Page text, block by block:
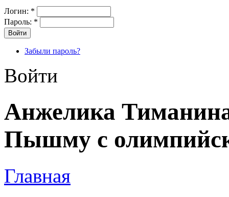
Логин: *
Пароль: *
Забыли пароль?
Войти
Анжелика
Пышму с
Главная